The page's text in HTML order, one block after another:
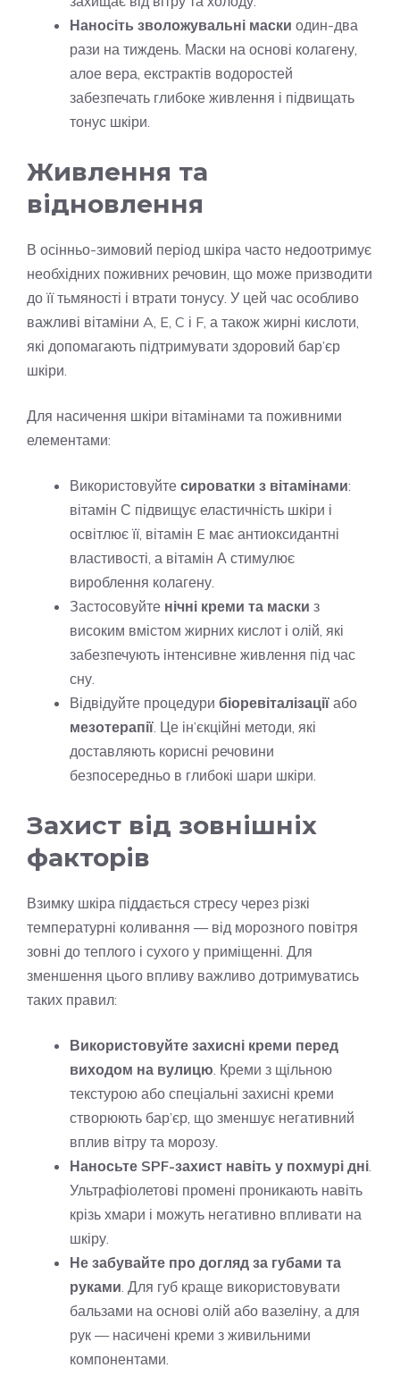
Наносіть зволожувальні маски один-два
рази на тиждень. Маски на основі колагену,
алое вера, екстрактів водоростей
забезпечать глибоке живлення і підвищать
тонус шкіри.
Живлення та
відновлення
В осінньо-зимовий період шкіра часто недоотримує
необхідних поживних речовин, що може призводити
до її тьмяності і втрати тонусу. У цей час особливо
важливі вітаміни A, E, C і F, а також жирні кислоти,
які допомагають підтримувати здоровий бар’єр
шкіри.
Для насичення шкіри вітамінами та поживними
елементами:
Використовуйте сироватки з вітамінами:
вітамін С підвищує еластичність шкіри і
освітлює її, вітамін E має антиоксидантні
властивості, а вітамін А стимулює
вироблення колагену.
Застосовуйте нічні креми та маски з
високим вмістом жирних кислот і олій, які
забезпечують інтенсивне живлення під час
сну.
Відвідуйте процедури біоревіталізації або
мезотерапії. Це ін’єкційні методи, які
доставляють корисні речовини
безпосередньо в глибокі шари шкіри.
Захист від зовнішніх
факторів
Взимку шкіра піддається стресу через різкі
температурні коливання — від морозного повітря
зовні до теплого і сухого у приміщенні. Для
зменшення цього впливу важливо дотримуватись
таких правил:
Використовуйте захисні креми перед
виходом на вулицю. Креми з щільною
текстурою або спеціальні захисні креми
створюють бар’єр, що зменшує негативний
вплив вітру та морозу.
Наносьте SPF-захист навіть у похмурі дні.
Ультрафіолетові промені проникають навіть
крізь хмари і можуть негативно впливати на
шкіру.
Не забувайте про догляд за губами та
руками. Для губ краще використовувати
бальзами на основі олій або вазеліну, а для
рук — насичені креми з живильними
компонентами.